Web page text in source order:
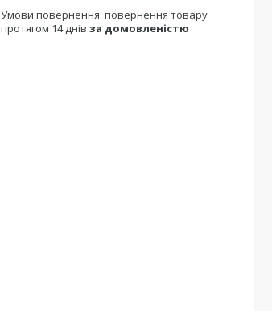
повернення товару
протягом 14 днів за домовленістю